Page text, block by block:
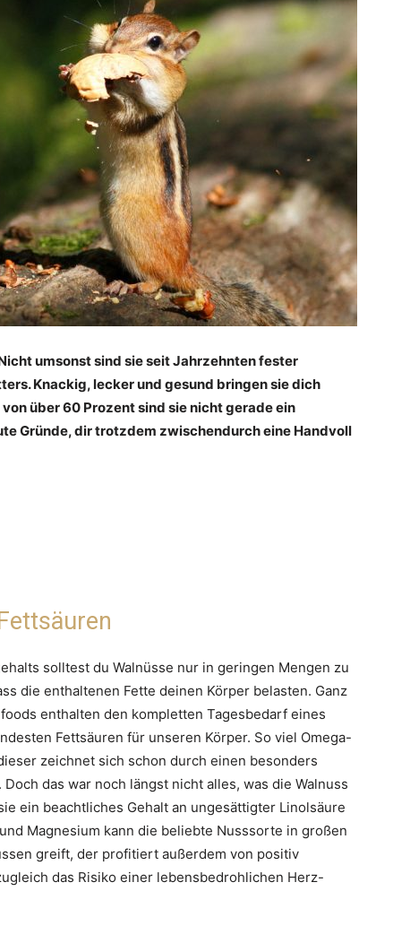
umsonst sind sie seit Jahrzehnten fester
Knackig, lecker und gesund bringen sie dich
über 60 Prozent sind sie nicht gerade ein
Gründe, dir trotzdem zwischendurch eine Handvoll
solltest du Walnüsse nur in geringen Mengen zu
die enthaltenen Fette deinen Körper belasten. Ganz
enthalten den kompletten Tagesbedarf eines
Fettsäuren für unseren Körper. So viel Omega-
zeichnet sich schon durch einen besonders
das war noch längst nicht alles, was die Walnuss
ein beachtliches Gehalt an ungesättigter Linolsäure
Magnesium kann die beliebte Nusssorte in großen
greift, der profitiert außerdem von positiv
das Risiko einer lebensbedrohlichen Herz-